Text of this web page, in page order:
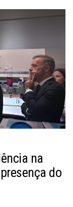
na
do